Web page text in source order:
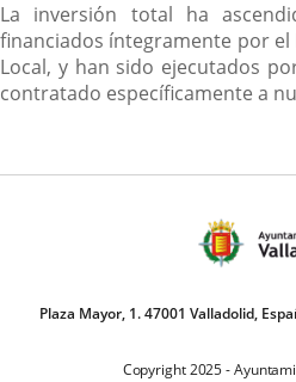
La inversión total ha
financiados íntegramente por el
Local, y han sido ejecutados
contratado específicamente a
Plaza Mayor, 1. 47001 Valladolid,
Copyright 2025 -